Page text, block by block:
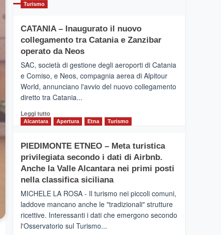
Turismo
CATANIA – Inaugurato il nuovo
collegamento tra Catania e Zanzibar
operato da Neos
SAC, società di gestione degli aeroporti di Catania
e Comiso, e Neos, compagnia aerea di Alpitour
World, annunciano l'avvio del nuovo collegamento
diretto tra Catania...
Leggi tuttoLeggi
CATANIA
–
Inaugurato
il
collegamento
tra
Catania
e
Alcantara Apertura Etna Turismo
PIEDIMONTE ETNEO – Meta turistica
privilegiata secondo i dati di Airbnb.
Anche la Valle Alcantara nei primi posti
nella classifica siciliana
MICHELE LA ROSA - Il turismo nei piccoli comuni,
laddove mancano anche le "tradizionali" strutture
ricettive. Interessanti i dati che emergono secondo
l'Osservatorio sul Turismo...